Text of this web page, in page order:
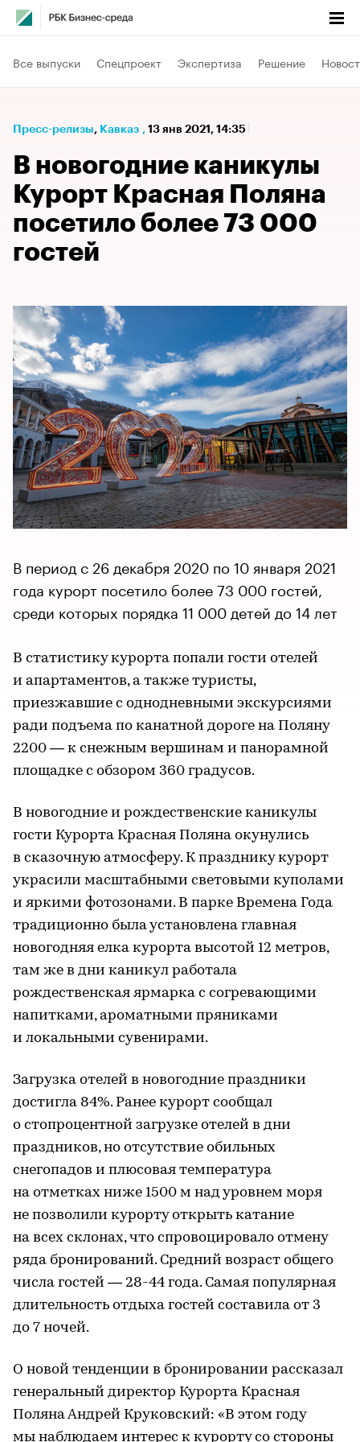
Все выпуски Спецпроект Экспертиза Решение
Пресс-релизы⁠, Кавказ , 13 янв 2021, 14:35
В новогодние каникулы
Курорт Красная Поляна
посетило более 73 000
гостей
В период с 26 декабря 2020 по 10 января 2021
года курорт посетило более 73 000 гостей,
среди которых порядка 11 000 детей до 14 лет
В статистику курорта попали гости отелей
и апартаментов, а также туристы,
приезжавшие с однодневными экскурсиями
ради подъема по канатной дороге на Поляну
2200 — к снежным вершинам и панорамной
площадке с обзором 360 градусов.
В новогодние и рождественские каникулы
гости Курорта Красная Поляна окунулись
в сказочную атмосферу. К празднику курорт
украсили масштабными световыми куполами
и яркими фотозонами. В парке Времена Года
традиционно была установлена главная
новогодняя елка курорта высотой 12 метров,
там же в дни каникул работала
рождественская ярмарка с согревающими
напитками, ароматными пряниками
и локальными сувенирами.
Загрузка отелей в новогодние праздники
достигла 84%. Ранее курорт сообщал
о стопроцентной загрузке отелей в дни
праздников, но отсутствие обильных
снегопадов и плюсовая температура
на отметках ниже 1500 м над уровнем моря
не позволили курорту открыть катание
на всех склонах, что спровоцировало отмену
ряда бронирований. Средний возраст общего
числа гостей — 28-44 года. Самая популярная
длительность отдыха гостей составила от 3
до 7 ночей.
О новой тенденции в бронировании рассказал
генеральный директор Курорта Красная
Поляна Андрей Круковский: «В этом году
мы наблюдаем интерес к курорту со стороны